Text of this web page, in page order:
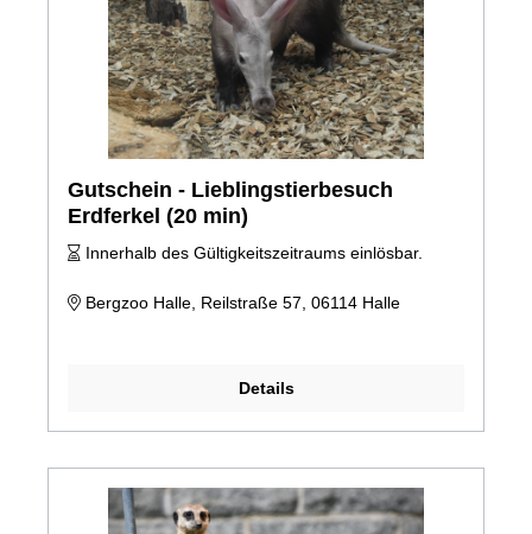
Gutschein - Lieblingstierbesuch
Erdferkel (20 min)
Innerhalb des Gültigkeitszeitraums einlösbar.
Bergzoo Halle, Reilstraße 57, 06114 Halle
Details